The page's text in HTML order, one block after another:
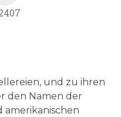
und zu ihren
den Namen der
amerikanischen